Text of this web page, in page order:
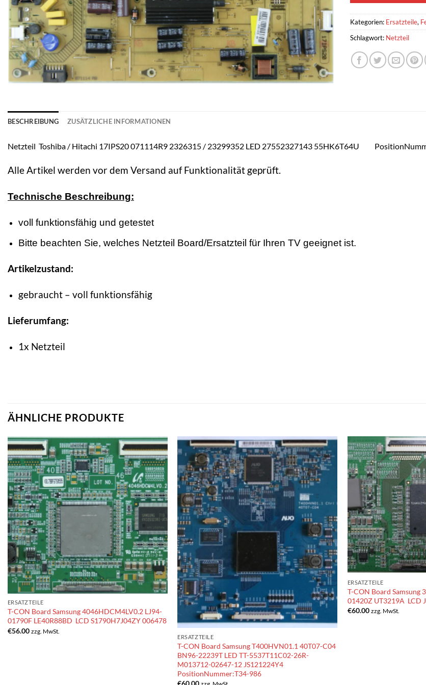
Kategorien: Ersatzteile,
Schlagwort: Netzteil
BESCHREIBUNG ZUSÄTZLICHE INFORMATIONEN
Netzteil Toshiba / Hitachi 17IPS20 071114R9 2326315 / 23299352 LED 27552327143 55HK6T64U
Alle Artikel werden vor dem Versand auf Funktionalität geprüft.
Technische Beschreibung:
voll funktionsfähig und getestet
Bitte beachten Sie, welches Netzteil Board/Ersatzteil für Ihren TV geeignet ist.
Artikelzustand:
gebraucht – voll funktionsfähig
Lieferumfang:
1x Netzteil
ÄHNLICHE PRODUKTE
ERSATZTEILE
T-CON Board Samsung 4046HDCM4LV0.2 LJ94-
01790F LE40R88BD LCD S1790H7J04ZY 006478
€56.00 zzg. MwSt.
ERSATZTEILE
T-CON Board Samsung T400HVN01.1 40T07-C04
BN96-22239T LED TT-5537T11C02-26R-
M013712-02647-12 JS121224Y4
PositionNummer:T34-986
€60.00
ERSATZTEILE
T-CON Board Samsung
01420Z UT3219A LCD
€60.00 zzg. MwSt.